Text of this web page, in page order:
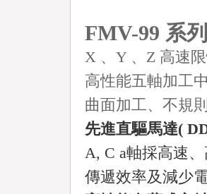
FMV-99 系
X 、Y 、Z 高速
高性能五軸加工
曲面加工、不規
先進直驅馬達(
A, C a軸採高速
傳遞效率及減少